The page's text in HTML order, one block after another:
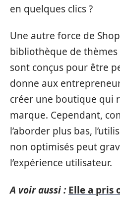
en quelques clics ?
Une autre force de
bibliothèque de thèmes
sont conçus pour être
donne aux
créer une boutique qui
marque. Cependant,
l’aborder plus bas,
non optimisés peut
l’expérience utilisateur.
A voir aussi : Elle a pris